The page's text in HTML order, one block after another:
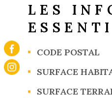
LES
Caractérisque Valeurs
CODE POSTAL
SURFACE
SURFACE